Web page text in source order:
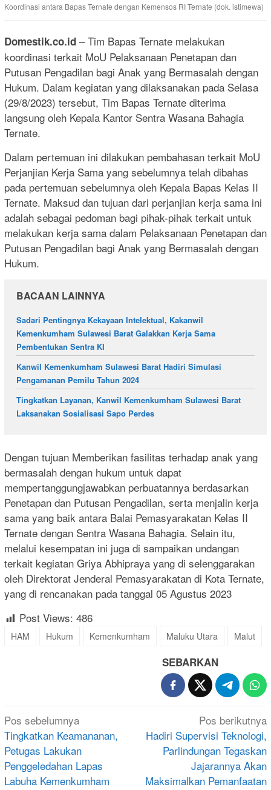
Koordinasi antara Bapas Ternate dengan Kemensos RI Ternate (dok. istimewa)
Domestik.co.id – Tim Bapas Ternate melakukan
koordinasi terkait MoU Pelaksanaan Penetapan dan
Putusan Pengadilan bagi Anak yang Bermasalah dengan
Hukum. Dalam kegiatan yang dilaksanakan pada Selasa
(29/8/2023) tersebut, Tim Bapas Ternate diterima
langsung oleh Kepala Kantor Sentra Wasana Bahagia
Ternate.
Dalam pertemuan ini dilakukan pembahasan terkait MoU
Perjanjian Kerja Sama yang sebelumnya telah dibahas
pada pertemuan sebelumnya oleh Kepala Bapas Kelas II
Ternate. Maksud dan tujuan dari perjanjian kerja sama ini
adalah sebagai pedoman bagi pihak-pihak terkait untuk
melakukan kerja sama dalam Pelaksanaan Penetapan dan
Putusan Pengadilan bagi Anak yang Bermasalah dengan
Hukum.
BACAAN LAINNYA
Sadari Pentingnya Kekayaan Intelektual, Kakanwil
Kemenkumham Sulawesi Barat Galakkan Kerja Sama
Pembentukan Sentra KI
Kanwil Kemenkumham Sulawesi Barat Hadiri Simulasi
Pengamanan Pemilu Tahun 2024
Tingkatkan Layanan, Kanwil Kemenkumham Sulawesi Barat
Laksanakan Sosialisasi Sapo Perdes
Dengan tujuan Memberikan fasilitas terhadap anak yang
bermasalah dengan hukum untuk dapat
mempertanggungjawabkan perbuatannya berdasarkan
Penetapan dan Putusan Pengadilan, serta menjalin kerja
sama yang baik antara Balai Pemasyarakatan Kelas II
Ternate dengan Sentra Wasana Bahagia. Selain itu,
melalui kesempatan ini juga di sampaikan undangan
terkait kegiatan Griya Abhipraya yang di selenggarakan
oleh Direktorat Jenderal Pemasyarakatan di Kota Ternate,
yang di rencanakan pada tanggal 05 Agustus 2023
Post Views: 486
HAM Hukum Kemenkumham Maluku Utara Malut
SEBARKAN
Navigasi
pos
Pos sebelumnya
Tingkatkan Keamananan,
Petugas Lakukan
Penggeledahan Lapas
Labuha Kemenkumham
Pos berikutnya
Hadiri Supervisi Teknologi,
Parlindungan Tegaskan
Jajarannya Akan
Maksimalkan Pemanfaatan